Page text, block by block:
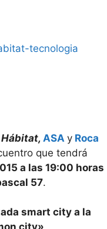
ASA y Roca
que tendrá
a las 19:00 horas
57.
smart city a la
city»